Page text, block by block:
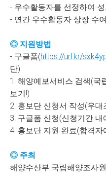
- 우수활동자를 선정하여
- 연간 우수활동자 상장 수여
◎ 지원방법
- 구글폼(https://url.kr/
단)
1. 해양예보서비스 검색(국
보기!)
2. 홍보단 신청서 작성(우
3. 구글폼 신청(신청기간
4. 홍보단 지원 완료(합격
◎ 주최
해양수산부 국립해양조사원